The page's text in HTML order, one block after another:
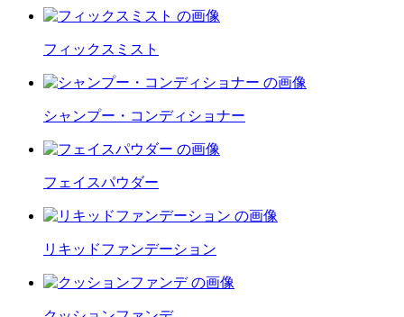
フィックスミスト
シャンプー・コンディショナー
フェイスパウダー
リキッドファンデーション